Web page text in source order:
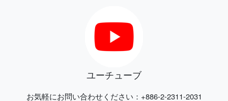
ユーチューブ
お気軽にお問い合わせください：+886-2-2311-2031